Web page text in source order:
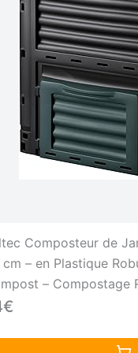
Composteur de
– en Plastique
– Compostage
Jardinage